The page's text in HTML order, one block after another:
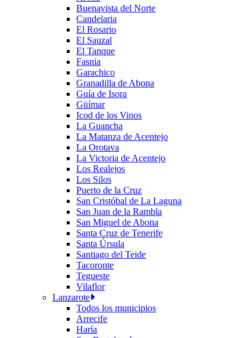
Buenavista del Norte
Candelaria
El Rosario
El Sauzal
El Tanque
Fasnia
Garachico
Granadilla de Abona
Guía de Isora
Güímar
Icod de los Vinos
La Guancha
La Matanza de Acentejo
La Orotava
La Victoria de Acentejo
Los Realejos
Los Silos
Puerto de la Cruz
San Cristóbal de La Laguna
San Juan de la Rambla
San Miguel de Abona
Santa Cruz de Tenerife
Santa Úrsula
Santiago del Teide
Tacoronte
Tegueste
Vilaflor
Lanzarote
Todos los municipios
Arrecife
Haría